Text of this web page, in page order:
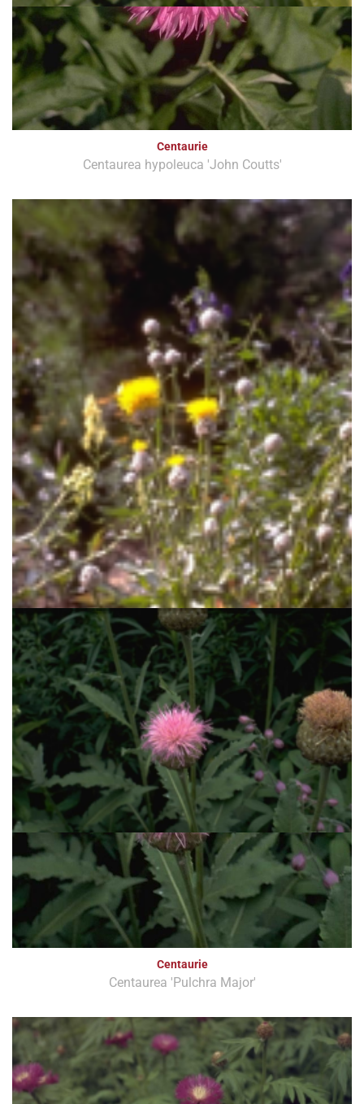
Centaurie
Centaurea hypoleuca 'John Coutts'
Centaurie
Centaurea glastifolia
Centaurie
Centaurea 'Pulchra Major'